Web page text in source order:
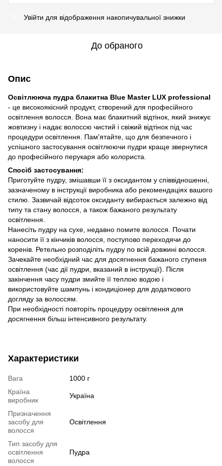
Увійти для відображення накопичувальної знижки
До обраного
Опис
Освітлююча пудра блакитна Blue Master LUX professional
- це високоякісний продукт, створений для професійного
освітлення волосся. Вона має блакитний відтінок, який знижує
жовтизну і надає волоссю чистий і свіжий відтінок під час
процедури освітлення. Пам'ятайте, що для безпечного і
успішного застосування освітлюючи пудри краще звернутися
до професійного перукаря або колориста.
Спосіб застосування:
Приготуйте пудру, змішавши її з оксидантом у співвідношенні,
зазначеному в інструкції виробника або рекомендаціях вашого
стилю. Зазвичай відсоток оксиданту вибирається залежно від
типу та стану волосся, а також бажаного результату
освітлення.
Нанесіть пудру на сухе, недавно помите волосся. Почати
наносити її з кінчиків волосся, поступово переходячи до
коренів. Ретельно розподіліть пудру по всій довжині волосся.
Зачекайте необхідний час для досягнення бажаного ступеня
освітлення (час дії пудри, вказаний в інструкції). Після
закінчення часу пудри змийте її теплою водою і
використовуйте шампунь і кондиціонер для додаткового
догляду за волоссям.
При необхідності повторіть процедуру освітлення для
досягнення більш інтенсивного результату.
Характеристики
Вага
1000 г
Країна
виробник
Україна
Призначення
засобу для
волосся
Освітлення
Тип засобу для
освітлення
волосся
Пудра